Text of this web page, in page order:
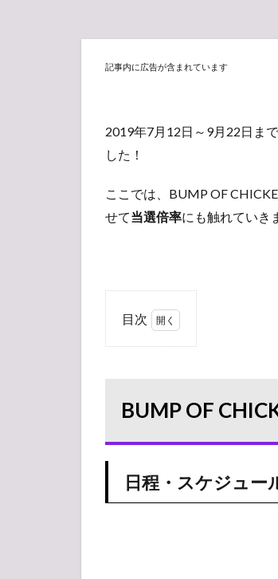
記事内に広告が含まれています
2019年7月12日～9月22日まで
した！
ここでは、BUMP OF
せて当選倍率にも触れていき
目次
2019
日
程・
スケ
BUMP OF
日程・スケジュー